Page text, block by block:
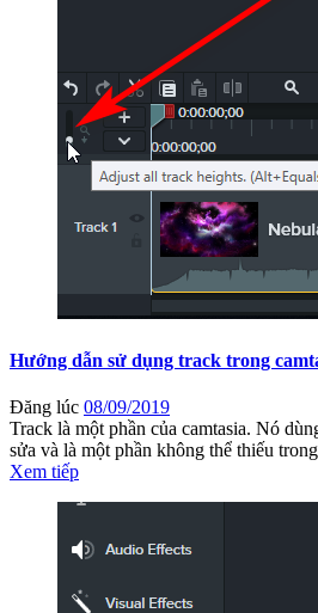
Hướng dẫn sử dụng track trong
Đăng lúc 08/09/2019
Track là một phần của camtasia. Nó
sửa và là một phần không thể thiếu
Xem tiếp